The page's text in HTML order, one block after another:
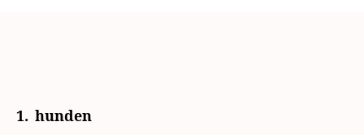
1. hunden